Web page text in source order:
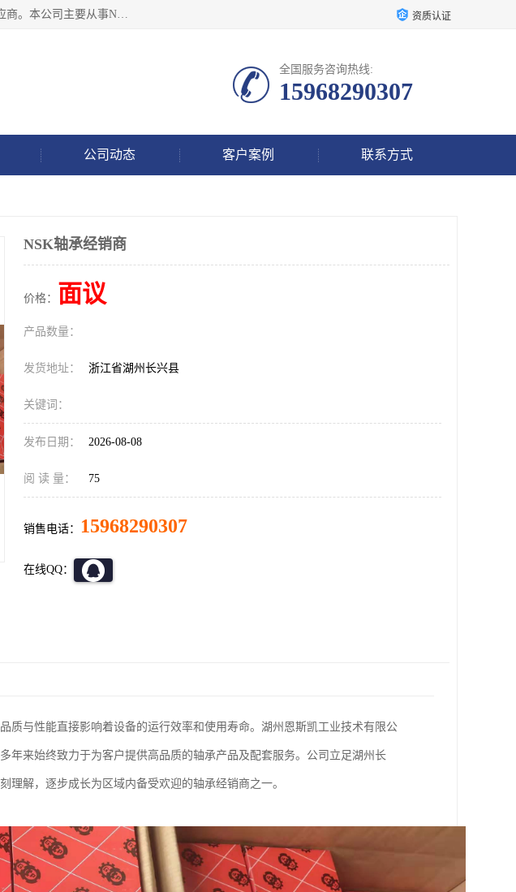
湖州恩斯凯工业技术有限公司位于湖州长兴，公司作为机械零部件以及多个品牌工业零配件专业集成供应商。本公司主要从事NSK进口轴承、SKF进口轴承、FAG进口轴承、NTN进口轴承、国产轴承：ZWZ、HRB、C&U轴承外球面轴承、导轨、丝杠、滑块、 润滑油、工业皮带及其他工业零部件的销售. 资质认证
全国服务咨询热线:
15968290307
公司动态 客户案例 联系方式
NSK轴承经销商
价格： 面议
产品数量：
发货地址： 浙江省湖州长兴县
关键词：
发布日期： 2026-08-08
阅 读 量： 75
销售电话： 15968290307
在线QQ：
质与性能直接影响着设备的运行效率和使用寿命。湖州恩斯凯工业技术有限公
年来始终致力于为客户提供高品质的轴承产品及配套服务。公司立足湖州长
解，逐步成长为区域内备受欢迎的轴承经销商之一。